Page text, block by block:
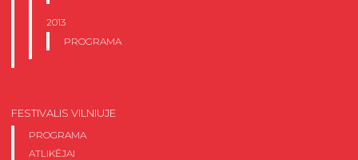
2013
PROGRAMA
FESTIVALIS VILNIUJE
PROGRAMA
ATLIKĖJAI